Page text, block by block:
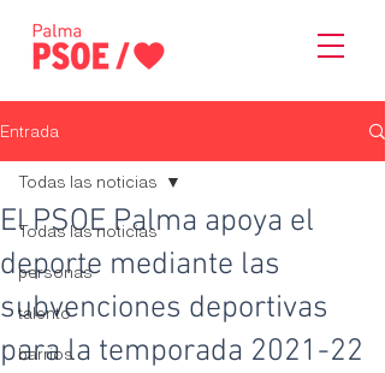
Entrada
Todas las noticias
personas
talento
barrios
Todas las noticias
El PSOE Palma apoya el
deporte mediante las
subvenciones deportivas
para la temporada 2021-22